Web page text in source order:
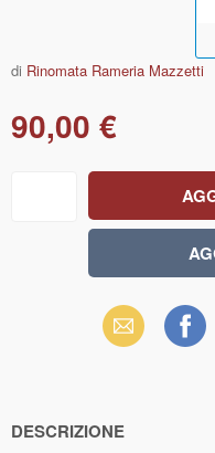
di Rinomata Rameria Mazzetti
90,00 €
Email Facebook
DESCRIZIONE